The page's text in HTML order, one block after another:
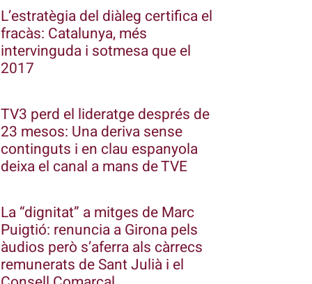
L’estratègia del diàleg certifica el
fracàs: Catalunya, més
intervinguda i sotmesa que el
2017
TV3 perd el lideratge després de
23 mesos: Una deriva sense
continguts i en clau espanyola
deixa el canal a mans de TVE
La “dignitat” a mitges de Marc
Puigtió: renuncia a Girona pels
àudios però s’aferra als càrrecs
remunerats de Sant Julià i el